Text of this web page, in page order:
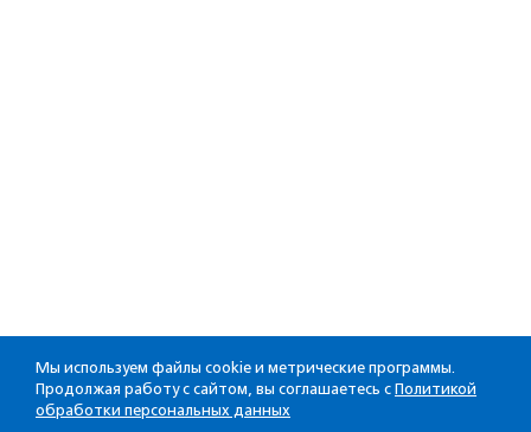
Мы используем файлы cookie и метрические программы.
Продолжая работу с сайтом, вы соглашаетесь с Политикой
обработки персональных данных